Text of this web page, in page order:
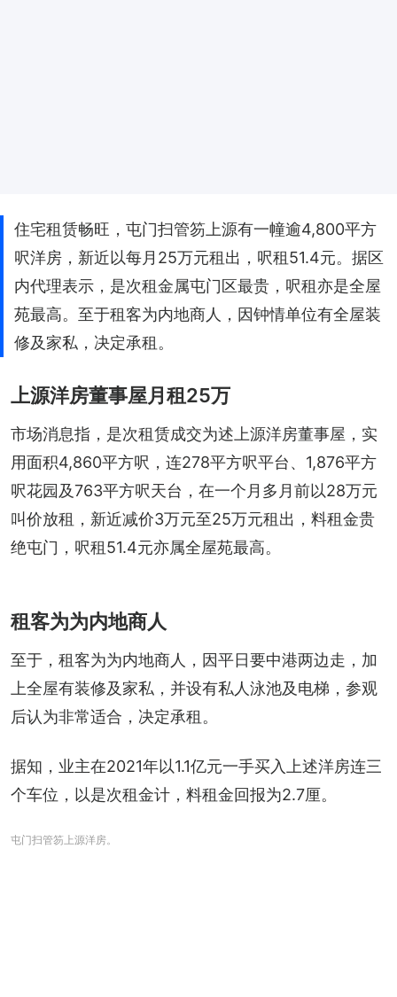
住宅租赁畅旺，屯门扫管笏上源有一幢逾4,800平方
呎洋房，新近以每月25万元租出，呎租51.4元。据区
内代理表示，是次租金属屯门区最贵，呎租亦是全屋
苑最高。至于租客为内地商人，因钟情单位有全屋装
修及家私，决定承租。
上源洋房董事屋月租25万
市场消息指，是次租赁成交为述上源洋房董事屋，实
用面积4,860平方呎，连278平方呎平台、1,876平方
呎花园及763平方呎天台，在一个月多月前以28万元
叫价放租，新近减价3万元至25万元租出，料租金贵
绝屯门，呎租51.4元亦属全屋苑最高。
租客为为内地商人
至于，租客为为内地商人，因平日要中港两边走，加
上全屋有装修及家私，并设有私人泳池及电梯，参观
后认为非常适合，决定承租。
据知，业主在2021年以1.1亿元一手买入上述洋房连三
个车位，以是次租金计，料租金回报为2.7厘。
屯门扫管笏上源洋房。